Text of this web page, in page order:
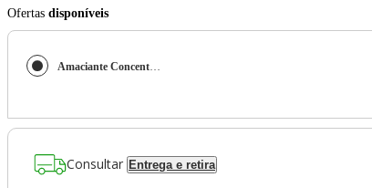
Ofertas disponíveis
Amaciante Concentrado Downy Brisa de Verão 3L
Consultar Entrega e retira